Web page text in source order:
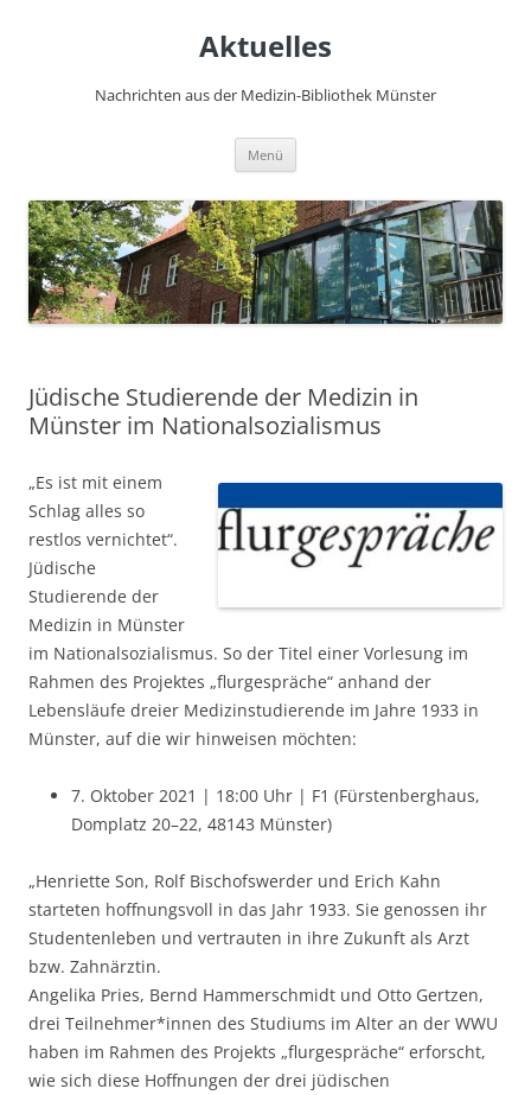
Aktuelles
Nachrichten aus der Medizin-Bibliothek Münster
Menü
Jüdische Studierende der Medizin in
Münster im Nationalsozialismus
„Es ist mit einem
Schlag alles so
restlos vernichtet“.
Jüdische
Studierende der
Medizin in Münster
im Nationalsozialismus. So der Titel einer Vorlesung im
Rahmen des Projektes „flurgespräche“ anhand der
Lebensläufe dreier Medizinstudierende im Jahre 1933 in
Münster, auf die wir hinweisen möchten:
7. Oktober 2021 | 18:00 Uhr | F1 (Fürstenberghaus,
Domplatz 20–22, 48143 Münster)
„Henriette Son, Rolf Bischofswerder und Erich Kahn
starteten hoffnungsvoll in das Jahr 1933. Sie genossen ihr
Studentenleben und vertrauten in ihre Zukunft als Arzt
bzw. Zahnärztin.
Angelika Pries, Bernd Hammerschmidt und Otto Gertzen,
drei Teilnehmer*innen des Studiums im Alter an der WWU
haben im Rahmen des Projekts „flurgespräche“ erforscht,
wie sich diese Hoffnungen der drei jüdischen